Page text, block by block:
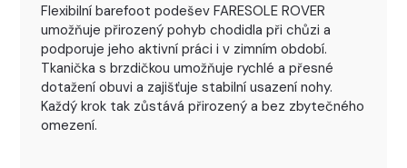
Flexibilní barefoot podešev FARESOLE ROVER
umožňuje přirozený pohyb chodidla při chůzi a
podporuje jeho aktivní práci i v zimním období.
Tkanička s brzdičkou umožňuje rychlé a přesné
dotažení obuvi a zajišťuje stabilní usazení nohy.
Každý krok tak zůstává přirozený a bez zbytečného
omezení.